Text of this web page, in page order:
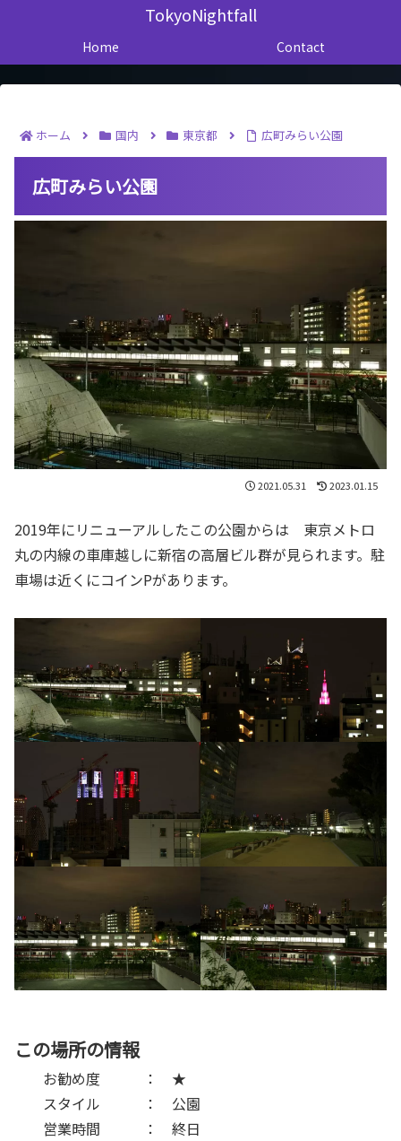
TokyoNightfall
Home Contact
ホーム 国内 東京都 広町みらい公園
広町みらい公園
2021.05.31 2023.01.15
2019年にリニューアルしたこの公園からは 東京メトロ
丸の内線の車庫越しに新宿の高層ビル群が見られます。駐
車場は近くにコインPがあります。
この場所の情報
お勧め度 ： ★
スタイル ： 公園
営業時間 ： 終日